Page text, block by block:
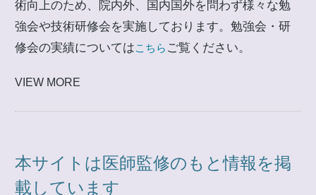
術向上のため、院内外、国内国外を問わず様々な勉
強会や技術研修会を実施しております。勉強会・研
修会の実績についてはこちら ご覧ください。
VIEW MORE
本サイトは医師監修のもと情報を掲
載しています